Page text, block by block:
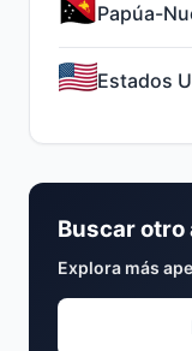
Papúa-
Estados
Buscar otro
Explora más